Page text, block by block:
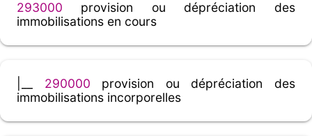
293000 provision ou dépréciation des
immobilisations en cours
290000 provision ou dépréciation des
immobilisations incorporelles